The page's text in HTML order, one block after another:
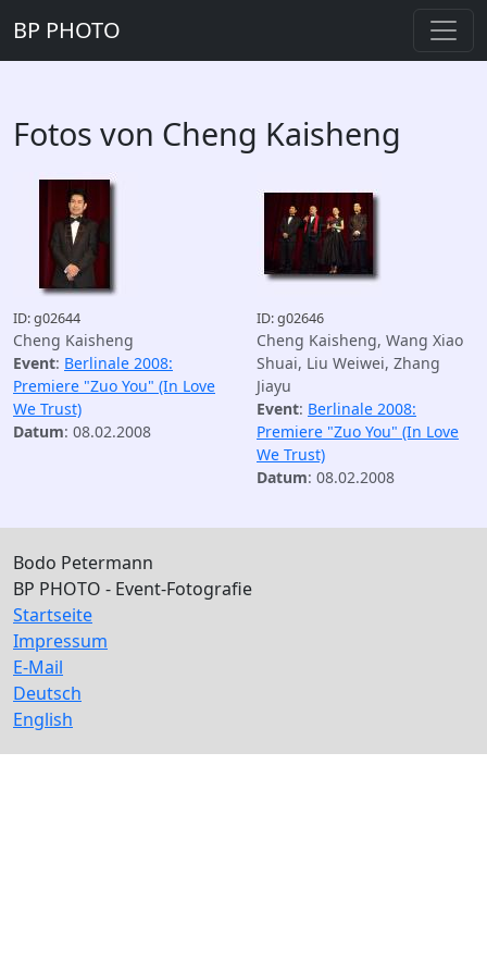
BP PHOTO
Fotos von Cheng Kaisheng
ID: g02644
Cheng Kaisheng
Event: Berlinale 2008:
Premiere "Zuo You" (In Love
We Trust)
Datum: 08.02.2008
ID: g02646
Cheng Kaisheng, Wang Xiao
Shuai, Liu Weiwei, Zhang
Jiayu
Event: Berlinale 2008:
Premiere "Zuo You" (In Love
We Trust)
Datum: 08.02.2008
Bodo Petermann
BP PHOTO - Event-Fotografie
Startseite
Impressum
E-Mail
Deutsch
English